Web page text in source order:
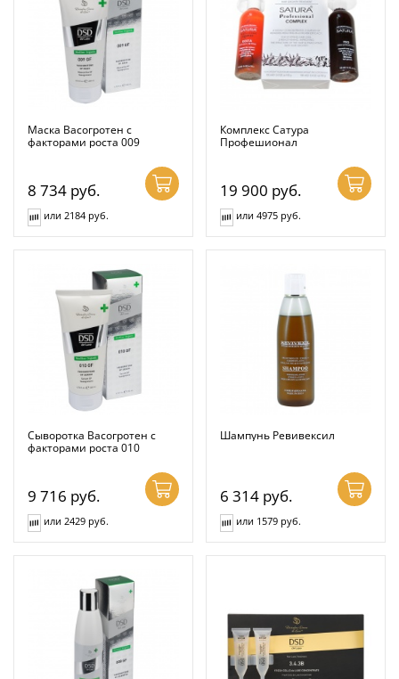
Маска Васогротен с
факторами роста 009
8 734 руб.
или 2184 руб.
Комплекс Сатура
Профешионал
19 900 руб.
или 4975 руб.
Сыворотка Васогротен с
факторами роста 010
9 716 руб.
или 2429 руб.
Шампунь Ревивексил
6 314 руб.
или 1579 руб.